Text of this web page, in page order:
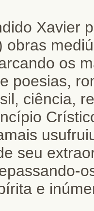
Xavier
obras
os
poesias,
ciência,
seu
e